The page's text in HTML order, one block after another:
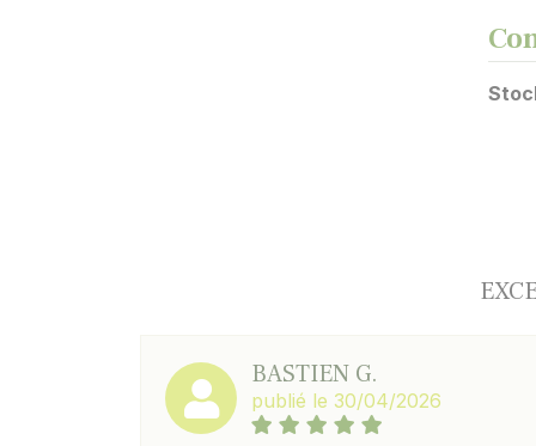
BASTIEN G.
publié le 30/04/2026